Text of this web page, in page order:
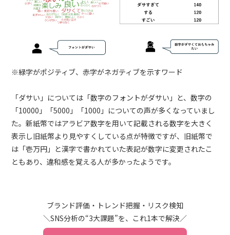
※緑字がポジティブ、赤字がネガティブを示すワード
「ダサい」については「数字のフォントがダサい」と、数字の
「10000 」「5000 」「1000 」についての声が多くなっていまし
た。新紙幣ではアラビア数字を用いて記載される数字を大きく
表示し旧紙幣より見やすくしている点が特徴ですが、旧紙幣で
は「壱万円」と漢字で書かれていた表記が数字に変更されたこ
ともあり、違和感を覚える人が多かったようです。
ブランド評価・トレンド把握・リスク検知
＼SNS分析の“3大課題”を、これ1本で解決／